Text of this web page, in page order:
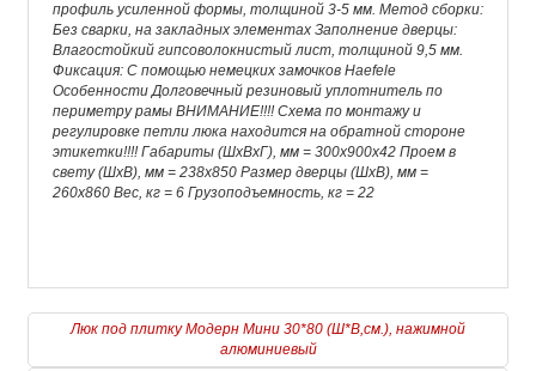
профиль усиленной формы, толщиной 3-5 мм. Метод сборки:
Без сварки, на закладных элементах Заполнение дверцы:
Влагостойкий гипсоволокнистый лист, толщиной 9,5 мм.
Фиксация: С помощью немецких замочков Haefele
Особенности Долговечный резиновый уплотнитель по
периметру рамы ВНИМАНИЕ!!!! Схема по монтажу и
регулировке петли люка находится на обратной стороне
этикетки!!!! Габариты (ШхВхГ), мм = 300х900х42 Проем в
свету (ШхВ), мм = 238х850 Размер дверцы (ШхВ), мм =
260х860 Вес, кг = 6 Грузоподъемность, кг = 22
Люк под плитку Модерн Мини 30*80 (Ш*В,см.), нажимной
алюминиевый